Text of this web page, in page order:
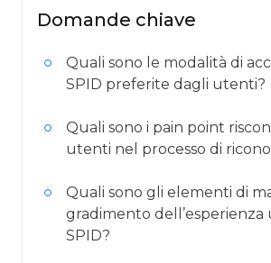
Domande chiave
Quali sono le modalità di
SPID preferite dagli utenti?
Quali sono i pain point
utenti nel processo di
Quali sono gli elementi di
gradimento
SPID?